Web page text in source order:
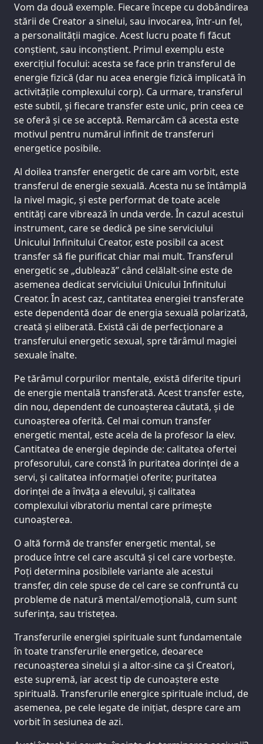
Vom da două exemple. Fiecare începe cu dobândirea
stării de Creator a sinelui, sau invocarea, într-un fel,
a personalității magice. Acest lucru poate fi făcut
conștient, sau inconștient. Primul exemplu este
exercițiul focului: acesta se face prin transferul de
energie fizică (dar nu acea energie fizică implicată în
activitățile complexului corp). Ca urmare, transferul
este subtil, și fiecare transfer este unic, prin ceea ce
se oferă și ce se acceptă. Remarcăm că acesta este
motivul pentru numărul infinit de transferuri
energetice posibile.
Al doilea transfer energetic de care am vorbit, este
transferul de energie sexuală. Acesta nu se întâmplă
la nivel magic, și este performat de toate acele
entități care vibrează în unda verde. În cazul acestui
instrument, care se dedică pe sine serviciului
Unicului Infinitului Creator, este posibil ca acest
transfer să fie purificat chiar mai mult. Transferul
energetic se „dublează” când celălalt-sine este de
asemenea dedicat serviciului Unicului Infinitului
Creator. În acest caz, cantitatea energiei transferate
este dependentă doar de energia sexuală polarizată,
creată și eliberată. Există căi de perfecționare a
transferului energetic sexual, spre tărâmul magiei
sexuale înalte.
Pe tărâmul corpurilor mentale, există diferite tipuri
de energie mentală transferată. Acest transfer este,
din nou, dependent de cunoașterea căutată, și de
cunoașterea oferită. Cel mai comun transfer
energetic mental, este acela de la profesor la elev.
Cantitatea de energie depinde de: calitatea ofertei
profesorului, care constă în puritatea dorinței de a
servi, și calitatea informației oferite; puritatea
dorinței de a învăța a elevului, și calitatea
complexului vibratoriu mental care primește
cunoașterea.
O altă formă de transfer energetic mental, se
produce între cel care ascultă și cel care vorbește.
Poți determina posibilele variante ale acestui
transfer, din cele spuse de cel care se confruntă cu
probleme de natură mental/emoțională, cum sunt
suferința, sau tristețea.
Transferurile energiei spirituale sunt fundamentale
în toate transferurile energetice, deoarece
recunoașterea sinelui și a altor-sine ca și Creatori,
este supremă, iar acest tip de cunoaștere este
spirituală. Transferurile energice spirituale includ, de
asemenea, pe cele legate de inițiat, despre care am
vorbit în sesiunea de azi.